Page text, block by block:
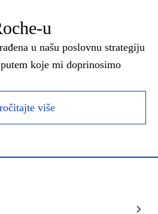
u
u našu poslovnu strategiju
koje mi doprinosimo
više